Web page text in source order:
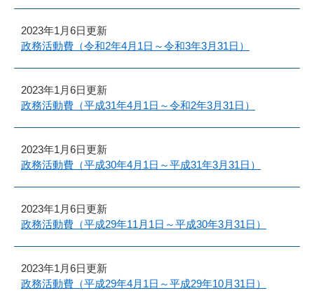
2023年1月6日更新
政務活動費（令和2年4月1日～令和3年3月31日）
2023年1月6日更新
政務活動費（平成31年4月1日～令和2年3月31日）
2023年1月6日更新
政務活動費（平成30年4月1日～平成31年3月31日）
2023年1月6日更新
政務活動費（平成29年11月1日～平成30年3月31日）
2023年1月6日更新
政務活動費（平成29年4月1日～平成29年10月31日）